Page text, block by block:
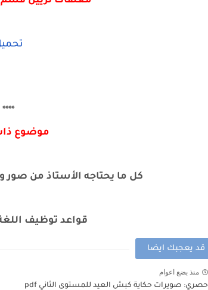
****
موضوع
كل ما يحتاجه الأستاذ من صور
قواعد توظيف
قد يعجبك ايضا
منذ بضع اعوام
حصري: صويرات حكاية كبش العيد للمستوى الثاني pdf